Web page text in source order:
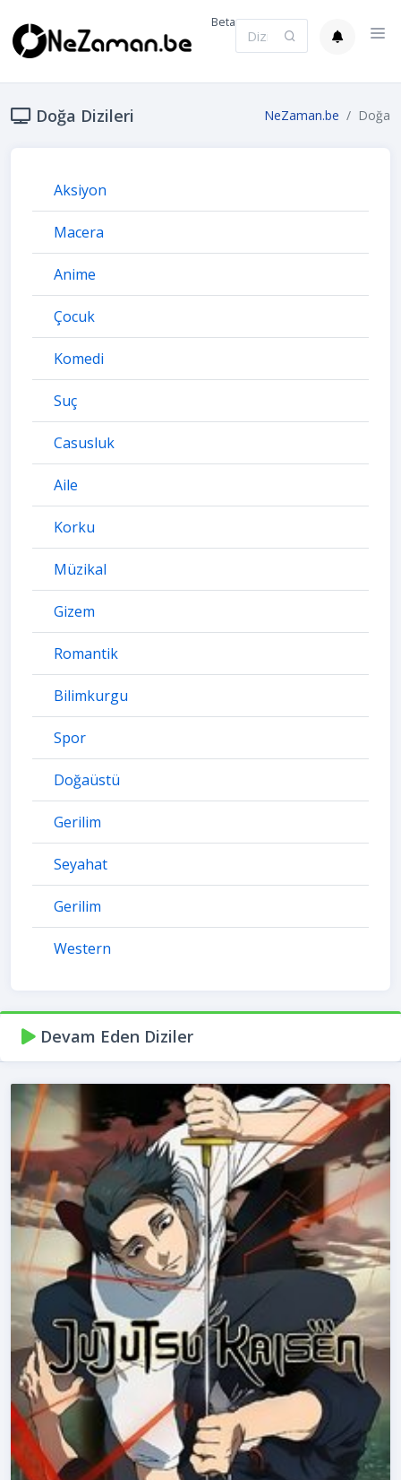
Beta
Doğa Dizileri NeZaman.be Doğa
Aksiyon
Macera
Anime
Çocuk
Komedi
Suç
Casusluk
Aile
Korku
Müzikal
Gizem
Romantik
Bilimkurgu
Spor
Doğaüstü
Gerilim
Seyahat
Gerilim
Western
Devam Eden Diziler